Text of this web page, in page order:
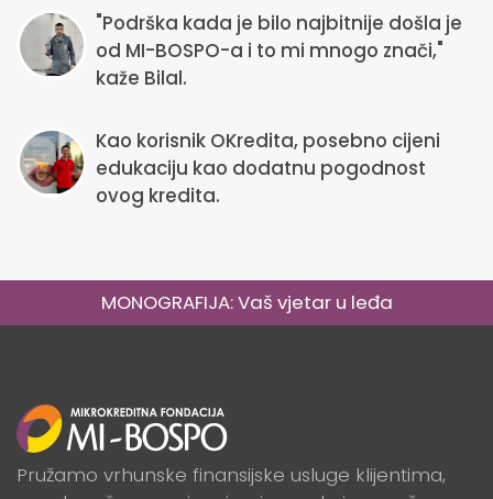
"Podrška kada je bilo najbitnije došla je
od MI-BOSPO-a i to mi mnogo znači,"
kaže Bilal.
Kao korisnik OKredita, posebno cijeni
edukaciju kao dodatnu pogodnost
ovog kredita.
MONOGRAFIJA: Vaš vjetar u leđa
Pružamo vrhunske finansijske usluge klijentima,